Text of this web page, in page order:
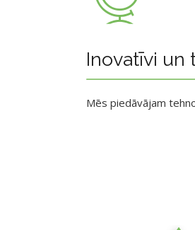
Inovatīvi un
Mēs piedāvājam